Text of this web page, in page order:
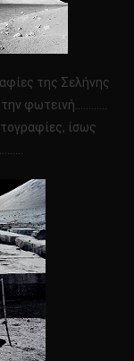
της Σελήνης
φωτεινή…………
ίσως